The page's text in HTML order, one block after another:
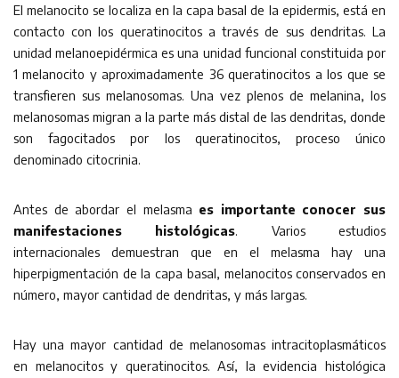
El melanocito se localiza en la capa basal de la epidermis, está en
contacto con los queratinocitos a través de sus dendritas. La
unidad melanoepidérmica es una unidad funcional constituida por
1 melanocito y aproximadamente 36 queratinocitos a los que se
transfieren sus melanosomas. Una vez plenos de melanina, los
melanosomas migran a la parte más distal de las dendritas, donde
son fagocitados por los queratinocitos, proceso único
denominado citocrinia.
Antes de abordar el melasma es importante conocer sus
manifestaciones histológicas. Varios estudios
internacionales demuestran que en el melasma hay una
hiperpigmentación de la capa basal, melanocitos conservados en
número, mayor cantidad de dendritas, y más largas.
Hay una mayor cantidad de melanosomas intracitoplasmáticos
en melanocitos y queratinocitos. Así, la evidencia histológica